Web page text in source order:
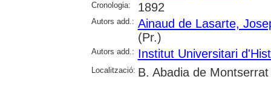
Cronologia: 1892
Autors add.: Ainaud de Lasarte,
(Pr.)
Autors add.: Institut Universitari
Localització: B. Abadia de Montserrat